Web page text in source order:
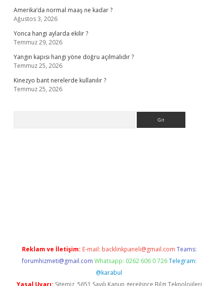
Amerika’da normal maaş ne kadar ?
Ağustos 3, 2026
Yonca hangi aylarda ekilir ?
Temmuz 29, 2026
Yangın kapısı hangi yöne doğru açılmalıdır ?
Temmuz 25, 2026
Kinezyo bant nerelerde kullanılır ?
Temmuz 25, 2026
Reklam ve İletişim: E-mail: backlinkpaneli@gmail.com Teams:
forumhizmeti@gmail.com Whatsapp: 0262 606 0 726 Telegram:
@karabul
Yasal Uyarı: Sitemiz, 5651 Sayılı Kanun gereğince Bilgi Teknolojileri